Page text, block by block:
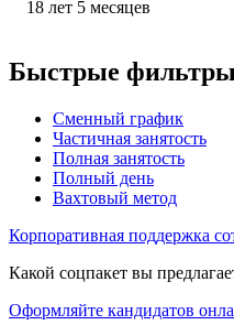
18 лет 5 месяцев
Быстрые фильтры
Сменный график
Частичная занятость
Полная занятость
Полный день
Вахтовый метод
Корпоративная поддержка
Какой соцпакет вы
Оформляйте кандидатов